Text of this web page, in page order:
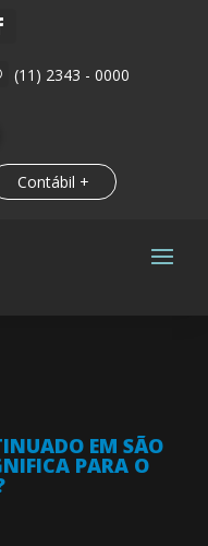
(11) 2343 - 0000
Contábil +
EM SÃO
PARA O